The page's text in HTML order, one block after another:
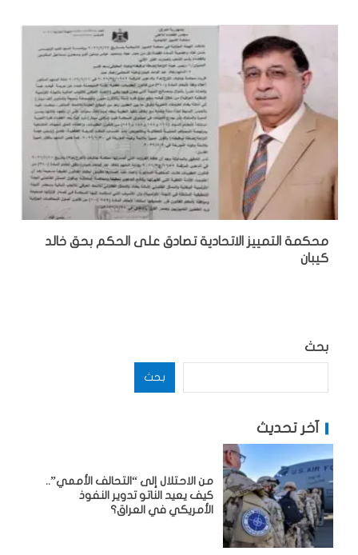
محكمة التمييز الاتحادية تصادق على الحكم بحق خالد
كيبان
بحث
بحث
آخر تحديث
من الاحتلال إلى “التحالف الأممي”..
كيف يعيد الناتو تدوير النفوذ
الأمريكي في العراق؟